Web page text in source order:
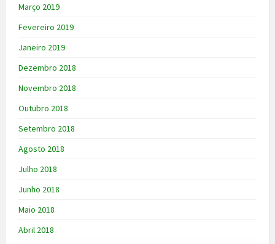
Março 2019
Fevereiro 2019
Janeiro 2019
Dezembro 2018
Novembro 2018
Outubro 2018
Setembro 2018
Agosto 2018
Julho 2018
Junho 2018
Maio 2018
Abril 2018